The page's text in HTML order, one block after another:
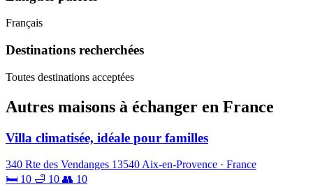
Français
Destinations recherchées
Toutes destinations acceptées
Autres maisons à échanger en France
Villa climatisée, idéale pour familles
340 Rte des Vendanges 13540 Aix-en-Provence · France
🛏 10 🛁 10 👥 10